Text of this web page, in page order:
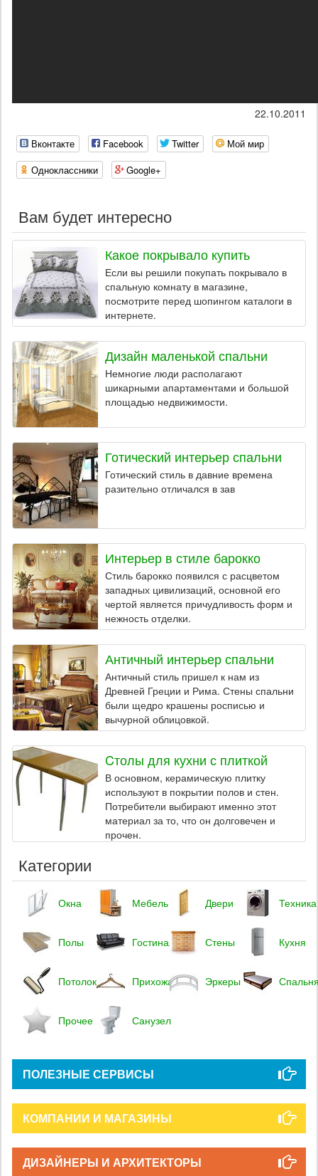
22.10.2011
Вконтакте Facebook Twitter
Мой мир
Одноклассники
Google+
Вам будет интересно
Какое покрывало купить
Если вы решили покупать покрывало в
спальную комнату в магазине,
посмотрите перед шопингом каталоги в
интернете.
Дизайн маленькой спальни
Немногие люди располагают
шикарными апартаментами и большой
площадью недвижимости.
Готический интерьер спальни
Готический стиль в давние времена
разительно отличался в зав
Интерьер в стиле барокко
Стиль барокко появился с расцветом
западных цивилизаций, основной его
чертой является причудливость форм и
нежность отделки.
Античный интерьер спальни
Античный стиль пришел к нам из
Древней Греции и Рима. Стены спальни
были щедро крашены росписью и
вычурной облицовкой.
Cтолы для кухни с плиткой
В основном, керамическую плитку
используют в покрытии полов и стен.
Потребители выбирают именно этот
материал за то, что он долговечен и
прочен.
Категории
Окна Мебель Двери Техника
Полы Гостиная Стены Кухня
Потолок Прихожая Эркеры
Прочее Санузел
ПОЛЕЗНЫЕ СЕРВИСЫ
КОМПАНИИ И МАГАЗИНЫ
ДИЗАЙНЕРЫ И АРХИТЕКТОРЫ